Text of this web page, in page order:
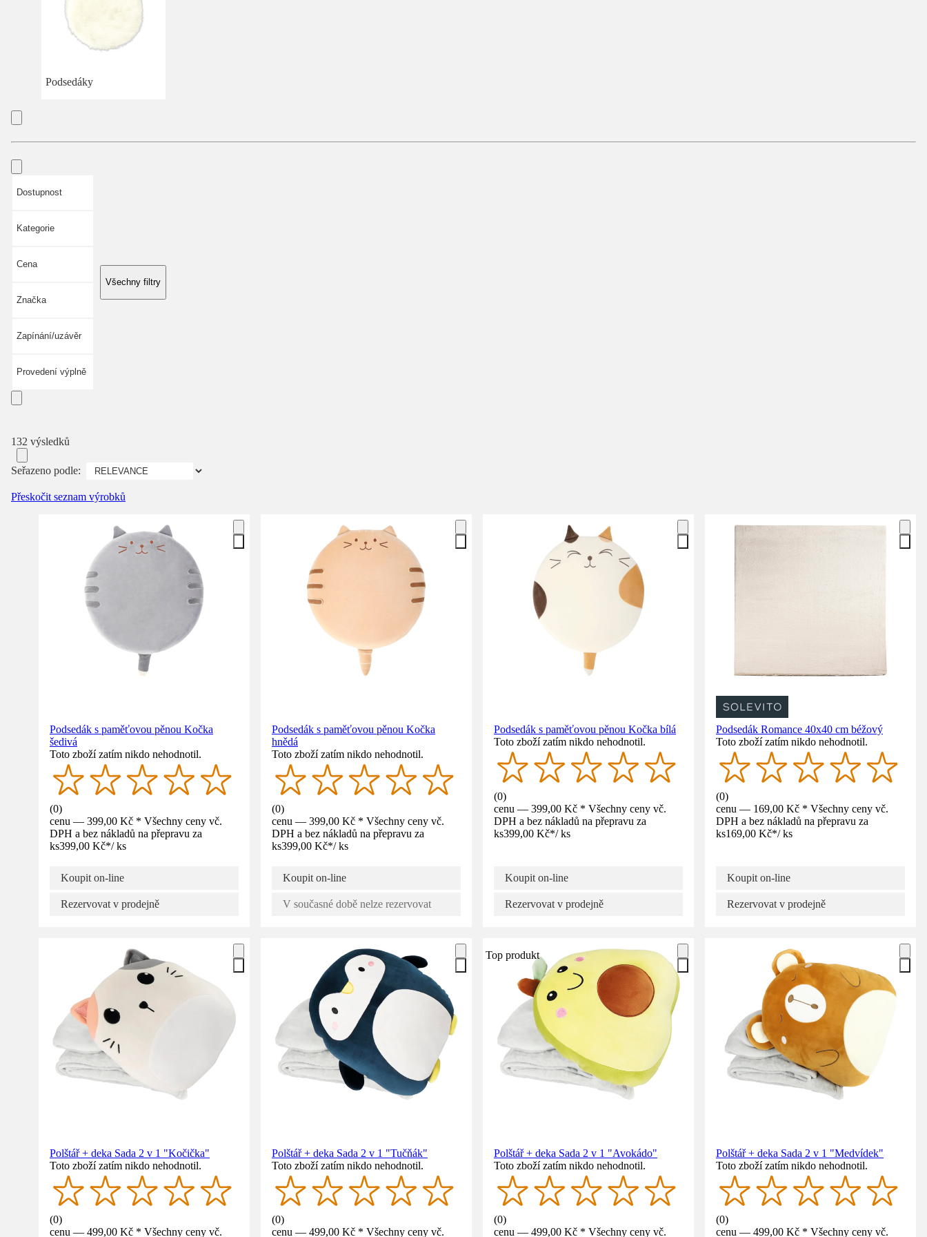
Podsedáky
Dostupnost
Kategorie
Cena
Značka
Zapínání/uzávěr
Provedení výplně
Všechny filtry
132 výsledků
Seřazeno podle:
Přeskočit seznam výrobků
Podsedák s paměťovou pěnou Kočka
šedivá
Toto zboží zatím nikdo nehodnotil.
(0)
cenu — 399,00 Kč * Všechny ceny vč.
DPH a bez nákladů na přepravu za
ks399,00 Kč*/ ks
Koupit on-line
Rezervovat v prodejně
Podsedák s paměťovou pěnou Kočka
hnědá
Toto zboží zatím nikdo nehodnotil.
(0)
cenu — 399,00 Kč * Všechny ceny vč.
DPH a bez nákladů na přepravu za
ks399,00 Kč*/ ks
Koupit on-line
V současné době nelze rezervovat
Podsedák s paměťovou pěnou Kočka bílá
Toto zboží zatím nikdo nehodnotil.
(0)
cenu — 399,00 Kč * Všechny ceny vč.
DPH a bez nákladů na přepravu za
ks399,00 Kč*/ ks
Koupit on-line
Rezervovat v prodejně
Podsedák Romance 40x40 cm béžový
Toto zboží zatím nikdo nehodnotil.
(0)
cenu — 169,00 Kč * Všechny ceny vč.
DPH a bez nákladů na přepravu za
ks169,00 Kč*/ ks
Koupit on-line
Rezervovat v prodejně
Polštář + deka Sada 2 v 1 "Kočička"
Toto zboží zatím nikdo nehodnotil.
(0)
cenu — 499,00 Kč * Všechny ceny vč.
Polštář + deka Sada 2 v 1 "Tučňák"
Toto zboží zatím nikdo nehodnotil.
(0)
cenu — 499,00 Kč * Všechny ceny vč.
Top produkt
Polštář + deka Sada 2 v 1 "Avokádo"
Toto zboží zatím nikdo nehodnotil.
(0)
cenu — 499,00 Kč * Všechny ceny vč.
Polštář + deka Sada 2 v 1 "Medvídek"
Toto zboží zatím nikdo nehodnotil.
(0)
cenu — 499,00 Kč * Všechny ceny vč.